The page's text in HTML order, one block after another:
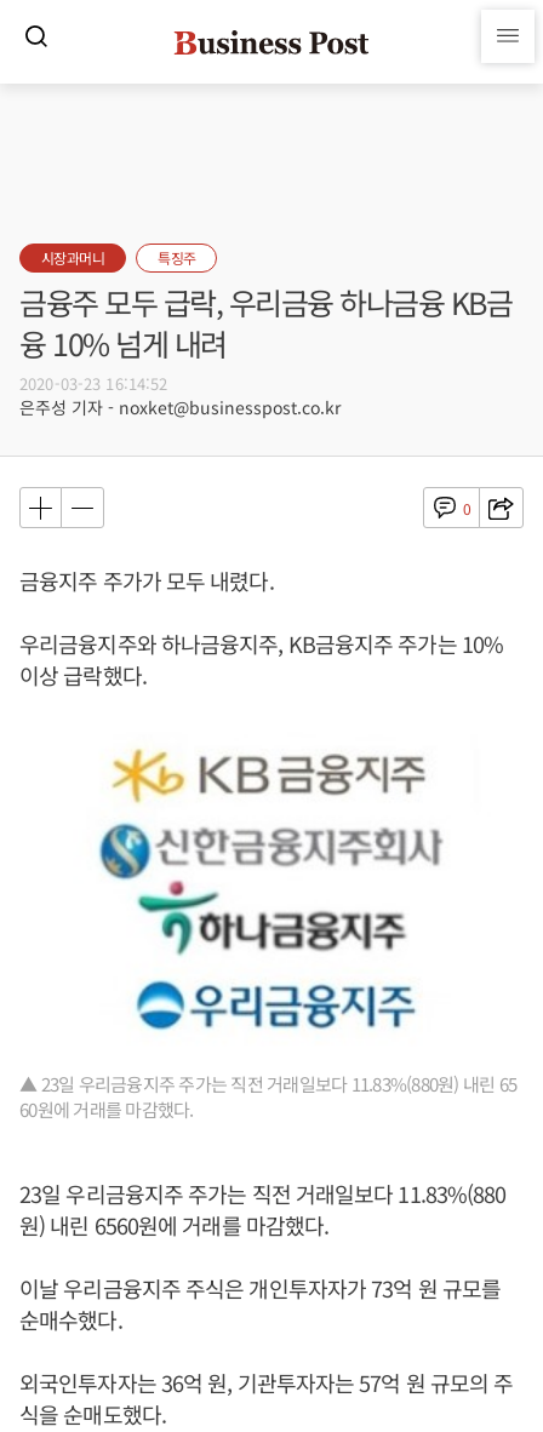
시장과머니 특징주
금융주 모두 급락, 우리금융 하나금융 KB금
융 10% 넘게 내려
2020-03-23 16:14:52
은주성 기자 - noxket@businesspost.co.kr
0
금융지주 주가가 모두 내렸다.
우리금융지주와 하나금융지주, KB금융지주 주가는 10%
이상 급락했다.
▲ 23일 우리금융지주 주가는 직전 거래일보다 11.83%(880원) 내린 65
60원에 거래를 마감했다.
23일 우리금융지주 주가는 직전 거래일보다 11.83%(880
원) 내린 6560원에 거래를 마감했다.
이날 우리금융지주 주식은 개인투자자가 73억 원 규모를
순매수했다.
외국인투자자는 36억 원, 기관투자자는 57억 원 규모의 주
식을 순매도했다.